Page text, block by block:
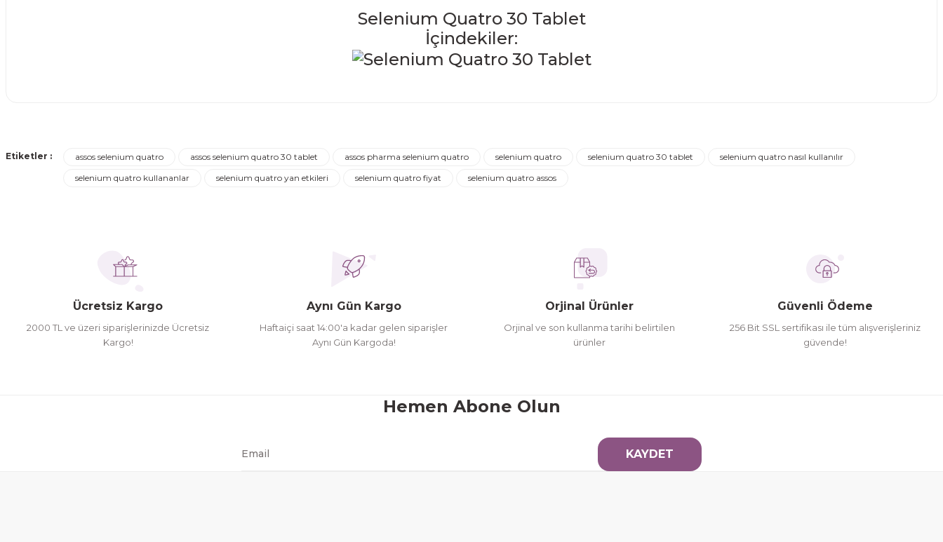
Selenium Quatro 30 Tablet
İçindekiler:
Yorum Yaz
Soru Sor
Ürün resmi kalitesiz, bozuk veya görüntülenemiyor.
Bu ürüne benzer farklı alternatifler olmalı.
Hamit Çakıcı | 15/04/2026
Hamit Çakıcı | 15/04/2026
Etiketler : assos selenium quatro assos selenium quatro 30 tablet assos pharma selenium quatro selenium quatro selenium quatro 30 tablet
selenium quatro nasıl kullanılır
selenium quatro kullananlar
selenium quatro yan etkileri selenium quatro fiyat selenium quatro assos
Ücretsiz Kargo
2000 TL ve üzeri siparişlerinizde Ücretsiz
Kargo!
Aynı Gün Kargo
Haftaiçi saat 14:00'a kadar gelen siparişler
Aynı Gün Kargoda!
Orjinal Ürünler
Orjinal ve son kullanma tarihi belirtilen
ürünler
Güvenli Ödeme
256 Bit SSL sertifikası ile tüm alışverişleriniz
güvende!
Hemen Abone Olun
KAYDET